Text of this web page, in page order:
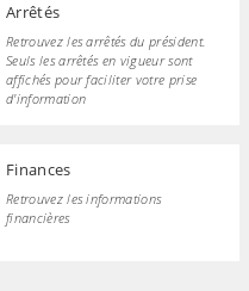
Arrêtés
Retrouvez les arrêtés du président.
Seuls les arrêtés en vigueur sont
affichés pour faciliter votre prise
d'information
Finances
Retrouvez les informations
financières